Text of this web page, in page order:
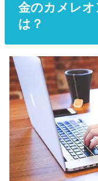
金のカメレオ
は？